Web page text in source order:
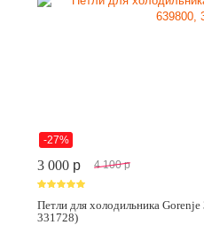
-27%
3 000 p 4 100 p
Петли для холодильника
331728)